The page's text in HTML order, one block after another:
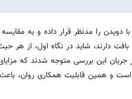
را مدنظر قرار داده و به مقایسه
دارند، شاید در نگاه اول، از هر
این بررسی متوجه شدند که
است و همین قابلیت همکاری روان،